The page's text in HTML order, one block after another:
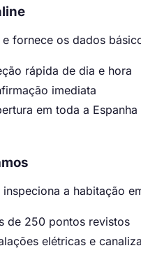
e fornece os dados
rápida de dia e hora
imediata
em toda a Espanha
a habitação
de 250 pontos revistos
elétricas e